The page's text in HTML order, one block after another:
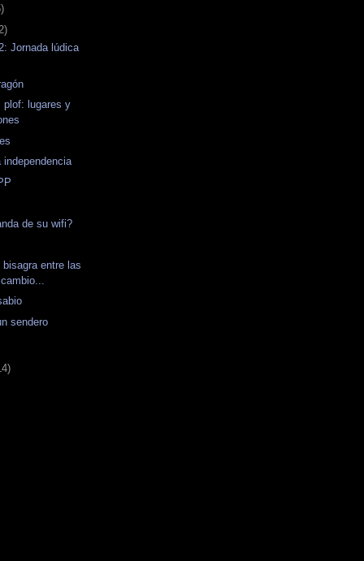
Jornada lúdica
plof: lugares y
independencia
de su wifi?
entre las
sendero